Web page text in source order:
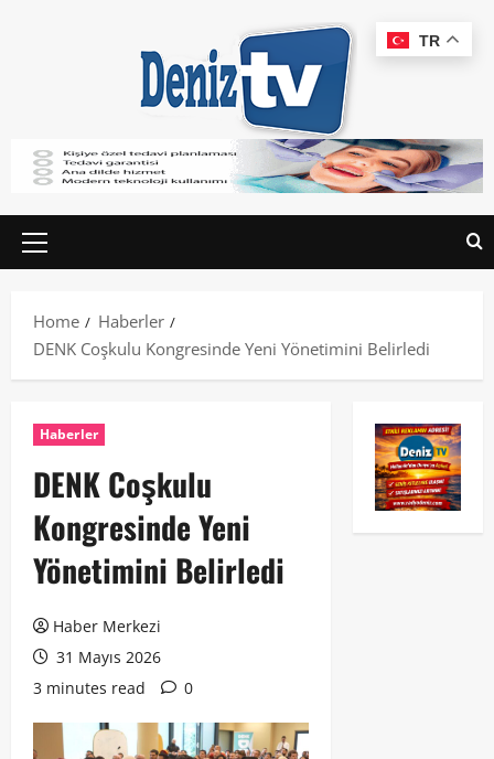
Home
Haberler
DENK Coşkulu Kongresinde Yeni Yönetimini Belirledi
Haberler
DENK Coşkulu
Kongresinde Yeni
Yönetimini Belirledi
Haber Merkezi
31 Mayıs 2026
3 minutes read
0
TR